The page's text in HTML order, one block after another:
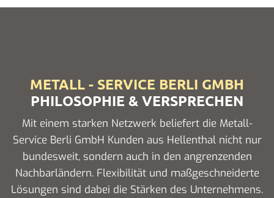
METALL - SERVICE BERLI GMBH
PHILOSOPHIE & VERSPRECHEN
Mit einem starken Netzwerk beliefert die Metall-
Service Berli GmbH Kunden aus Hellenthal nicht nur
bundesweit, sondern auch in den angrenzenden
Nachbarländern. Flexibilität und maßgeschneiderte
Lösungen sind dabei die Stärken des Unternehmens.